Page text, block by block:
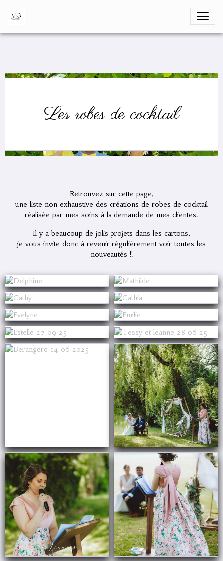
Les robes de cocktail
Retrouvez sur cette page,
une liste non exhaustive des créations de robes de cocktail
réalisée par mes soins à la demande de mes clientes.
Il y a beaucoup de jolis projets dans les cartons,
je vous invite donc à revenir régulièrement voir toutes les
nouveautés !!